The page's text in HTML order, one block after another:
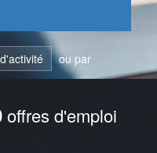
ou par
offres d'emploi